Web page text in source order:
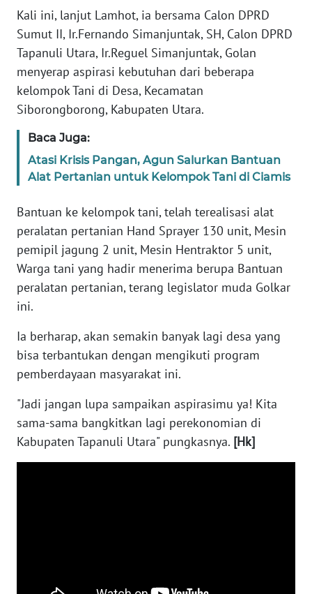
Kali ini, lanjut Lamhot, ia bersama Calon DPRD
Sumut II, Ir.Fernando Simanjuntak, SH, Calon DPRD
Tapanuli Utara, Ir.Reguel Simanjuntak, Golan
menyerap aspirasi kebutuhan dari beberapa
kelompok Tani di Desa, Kecamatan
Siborongborong, Kabupaten Utara.
Baca Juga:
Atasi Krisis Pangan, Agun Salurkan Bantuan
Alat Pertanian untuk Kelompok Tani di Ciamis
Bantuan ke kelompok tani, telah terealisasi alat
peralatan pertanian Hand Sprayer 130 unit, Mesin
pemipil jagung 2 unit, Mesin Hentraktor 5 unit,
Warga tani yang hadir menerima berupa Bantuan
peralatan pertanian, terang legislator muda Golkar
ini.
Ia berharap, akan semakin banyak lagi desa yang
bisa terbantukan dengan mengikuti program
pemberdayaan masyarakat ini.
"Jadi jangan lupa sampaikan aspirasimu ya! Kita
sama-sama bangkitkan lagi perekonomian di
Kabupaten Tapanuli Utara" pungkasnya. [Hk]
WN
SERAMBI
WN
JAMBI
SULTRA
WN
WN
SULTENG
WN
SULBAR
BABEL
WN
WN
SUMSEL